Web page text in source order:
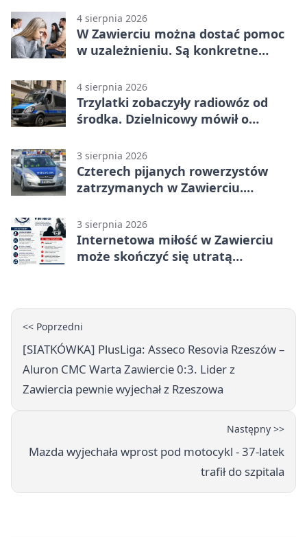
4 sierpnia 2026
W Zawierciu można dostać pomoc
w uzależnieniu. Są konkretne
4 sierpnia 2026
Trzylatki zobaczyły radiowóz od
środka. Dzielnicowy mówił o
3 sierpnia 2026
Czterech pijanych rowerzystów
zatrzymanych w Zawierciu.
3 sierpnia 2026
Internetowa miłość w Zawierciu
może skończyć się utratą
<< Poprzedni
[SIATKÓWKA] PlusLiga: Asseco Resovia Rzeszów –
Aluron CMC Warta Zawiercie 0:3. Lider z
Zawiercia pewnie wyjechał z Rzeszowa
Następny >>
Mazda wyjechała wprost pod motocykl - 37-latek
trafił do szpitala